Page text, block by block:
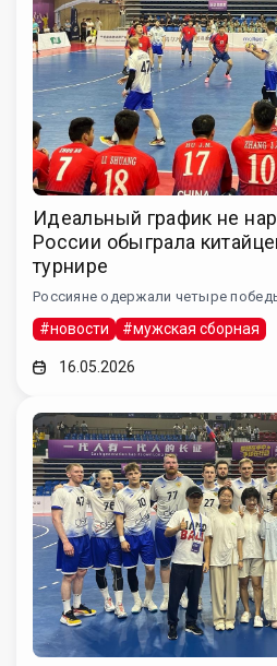
Идеальный график не
России обыграла
турнире
Россияне одержали четыре
#новости #мужская сборная
16.05.2026